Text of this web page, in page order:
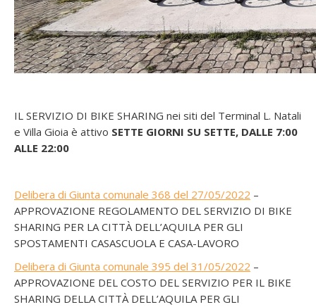
IL SERVIZIO DI BIKE SHARING nei siti del Terminal L. Natali
e Villa Gioia è attivo SETTE GIORNI SU SETTE, DALLE 7:00
ALLE 22:00
Delibera di Giunta comunale 368 del 27/05/2022 –
APPROVAZIONE REGOLAMENTO DEL SERVIZIO DI BIKE
SHARING PER LA CITTÀ DELL’AQUILA PER GLI
SPOSTAMENTI CASASCUOLA E CASA-LAVORO
Delibera di Giunta comunale 395 del 31/05/2022 –
APPROVAZIONE DEL COSTO DEL SERVIZIO PER IL BIKE
SHARING DELLA CITTÀ DELL’AQUILA PER GLI